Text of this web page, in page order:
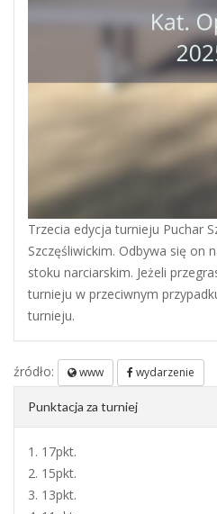
Trzecia edycja turnieju Puchar
Szczęśliwickim. Odbywa się on
stoku narciarskim. Jeżeli
turnieju w przeciwnym
turnieju.
źródło: www wydarzenie
Punktacja za turniej
1. 17pkt.
2. 15pkt.
3. 13pkt.